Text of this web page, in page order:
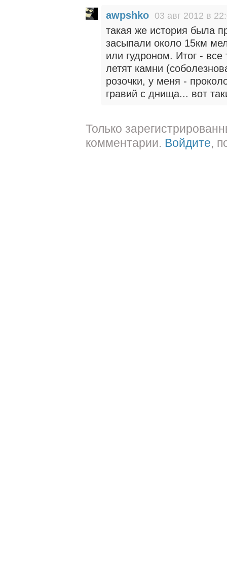
awpshko 03 авг 2012 в
такая же история была
засыпали около 15км
или гудроном. Итог -
летят камни
розочки, у меня -
гравий с днища... вот
Только
комментарии. Войдите,